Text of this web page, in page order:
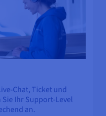
Chat, Ticket und
Ihr Support-Level
an.